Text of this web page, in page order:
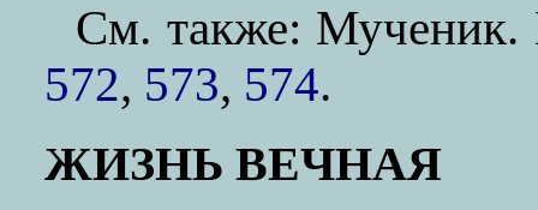
См. также:
572, 573, 574.
ЖИЗНЬ ВЕЧНАЯ